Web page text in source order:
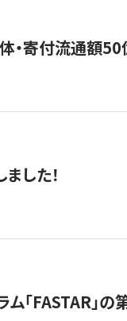
寄付流通額50
した！
「FASTAR」